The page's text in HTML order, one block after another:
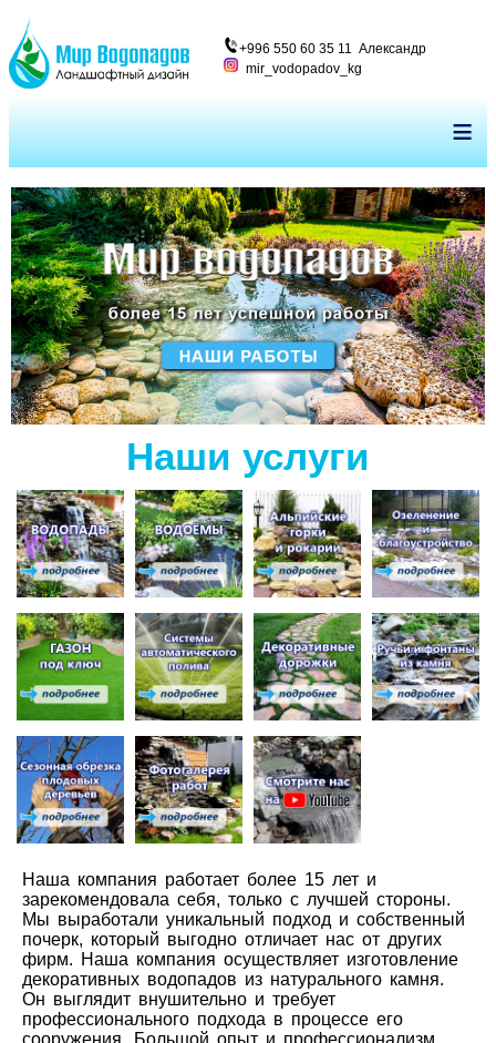
+996 550 60 35 11 Александр
mir_vodopadov_kg
≡
Наши услуги
Наша компания работает более 15 лет и
зарекомендовала себя, только с лучшей стороны.
Мы выработали уникальный подход и собственный
почерк, который выгодно отличает нас от других
фирм. Наша компания осуществляет изготовление
декоративных водопадов из натурального камня.
Он выглядит внушительно и требует
профессионального подхода в процессе его
сооружения. Большой опыт и профессионализм